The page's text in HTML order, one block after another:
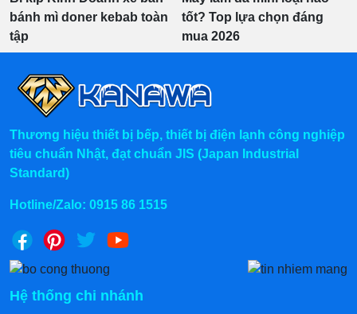
bánh mì doner kebab toàn
tập
tốt? Top lựa chọn đáng
mua 2026
Thương hiệu thiết bị bếp, thiết bị điện lạnh công nghiệp
tiêu chuẩn Nhật, đạt chuẩn JIS (Japan Industrial
Standard)
Hotline/Zalo: 0915 86 1515
Hệ thống chi nhánh